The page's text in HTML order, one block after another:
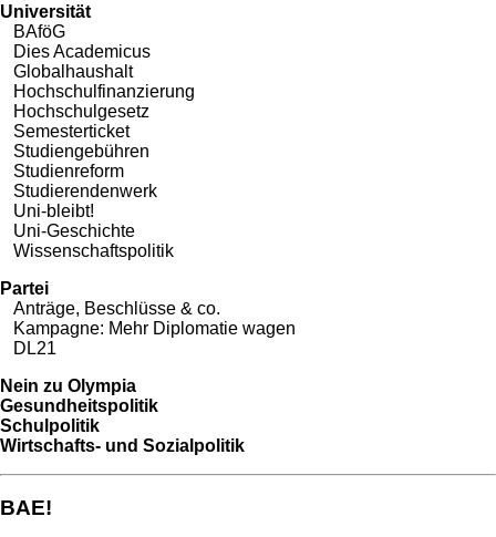
Universität
BAföG
Dies Academicus
Globalhaushalt
Hochschulfinanzierung
Hochschulgesetz
Semesterticket
Studiengebühren
Studienreform
Studierendenwerk
Uni-bleibt!
Uni-Geschichte
Wissenschaftspolitik
Partei
Anträge, Beschlüsse & co.
Kampagne: Mehr Diplomatie wagen
DL21
Nein zu Olympia
Gesundheitspolitik
Schulpolitik
Wirtschafts- und Sozialpolitik
BAE!